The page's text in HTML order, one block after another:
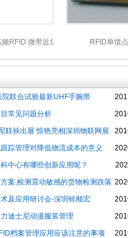
RFID 微带近场天线
RFID单馈
院联合试验最新UHF手腕带
常见问题分析
联袂出展 惊艳亮相深圳物联网展
踪管理对降低物流成本的意义
中心有哪些创新应用呢？
案,检测震动敏感的货物检测跌落
及应用研讨会-深圳铨顺宏
迪士尼动漫服装管理
档案管理应用应该注意的事项